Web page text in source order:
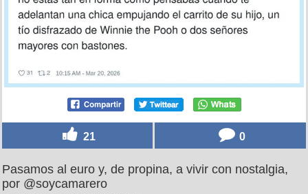
21 0
Pasamos al euro y, de propina, a vivir con nostalgia,
por @soycamarero